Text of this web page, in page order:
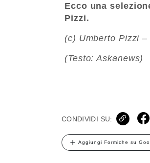
Ecco una
Pizzi.
(c) Umberto Pizzi
(Testo: Askanews)
CONDIVIDI SU:
Aggiungi Formiche su